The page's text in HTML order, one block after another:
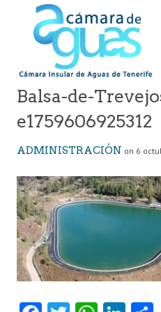
Balsa-de-
e1759606925312
ADMINISTRACIÓN on 6